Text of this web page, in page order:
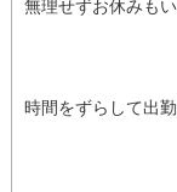
無理せずお休みも
時間をずらして出